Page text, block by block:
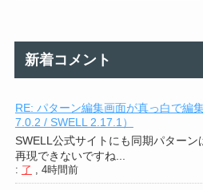
新着コメント
RE: パターン編集画面が真っ白で編
7.0.2 / SWELL 2.17.1）
SWELL公式サイトにも同期パターン
再現できないですね...
: 了 , 4時間前